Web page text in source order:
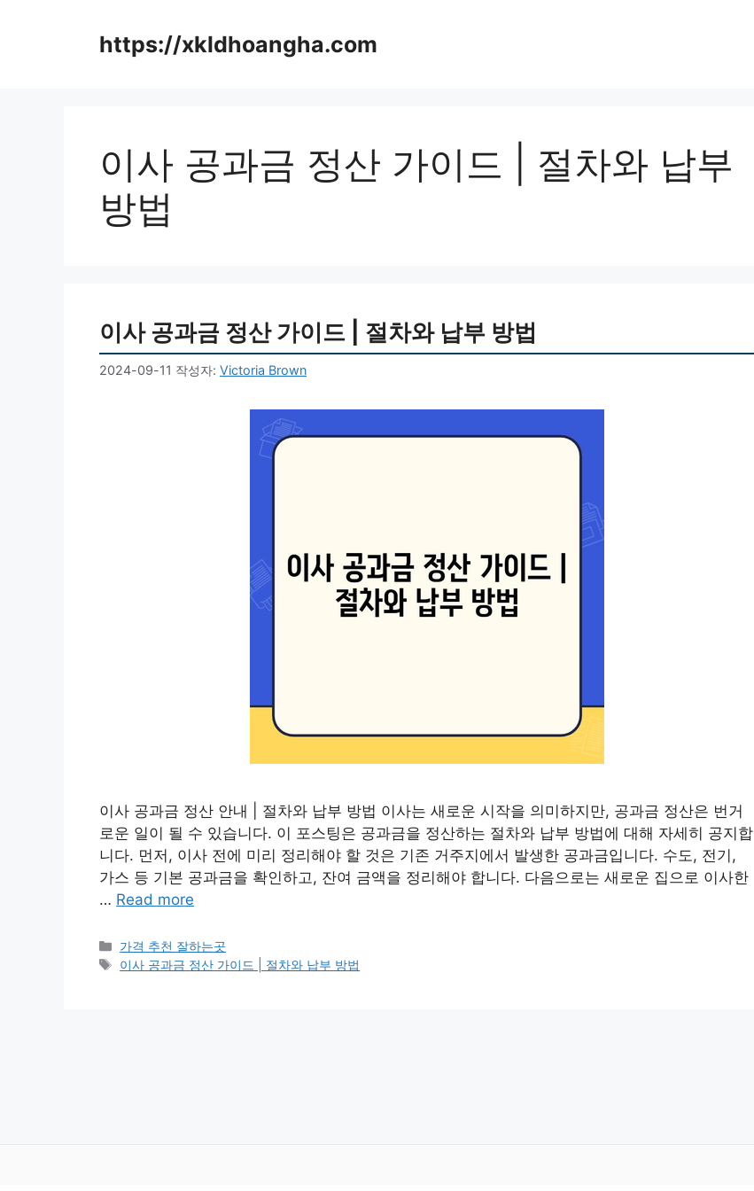
https://xkldhoangha.com
이사 공과금 정산 가이드 | 절차와 납부
방법
이사 공과금 정산 가이드 | 절차와 납부 방법
2024-09-11 작성자: Victoria Brown
이사 공과금 정산 안내 | 절차와 납부 방법 이사는 새로운 시작을 의미하지만, 공과금 정산은 번거
로운 일이 될 수 있습니다. 이 포스팅은 공과금을 정산하는 절차와 납부 방법에 대해 자세히 공지합
니다. 먼저, 이사 전에 미리 정리해야 할 것은 기존 거주지에서 발생한 공과금입니다. 수도, 전기,
가스 등 기본 공과금을 확인하고, 잔여 금액을 정리해야 합니다. 다음으로는 새로운 집으로 이사한
… Read more
카
테
가격 추천 잘하는곳
태
이사 공과금 정산 가이드 | 절차와 납부 방법